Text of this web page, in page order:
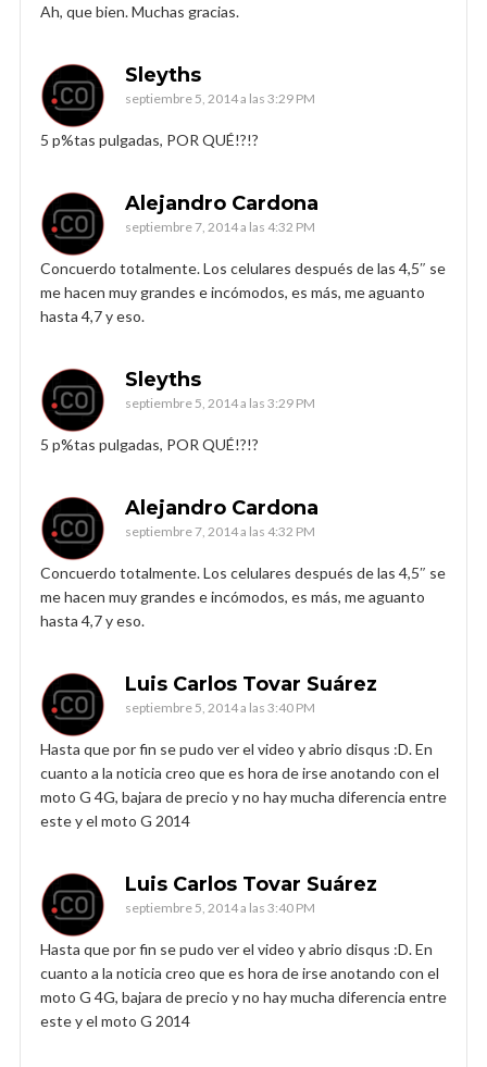
Ah, que bien. Muchas gracias.
Sleyths
septiembre 5, 2014 a las 3:29 PM
5 p%tas pulgadas, POR QUÉ!?!?
Alejandro Cardona
septiembre 7, 2014 a las 4:32 PM
Concuerdo totalmente. Los celulares después de las 4,5″ se
me hacen muy grandes e incómodos, es más, me aguanto
hasta 4,7 y eso.
Sleyths
septiembre 5, 2014 a las 3:29 PM
5 p%tas pulgadas, POR QUÉ!?!?
Alejandro Cardona
septiembre 7, 2014 a las 4:32 PM
Concuerdo totalmente. Los celulares después de las 4,5″ se
me hacen muy grandes e incómodos, es más, me aguanto
hasta 4,7 y eso.
Luis Carlos Tovar Suárez
septiembre 5, 2014 a las 3:40 PM
Hasta que por fin se pudo ver el video y abrio disqus :D. En
cuanto a la noticia creo que es hora de irse anotando con el
moto G 4G, bajara de precio y no hay mucha diferencia entre
este y el moto G 2014
Luis Carlos Tovar Suárez
septiembre 5, 2014 a las 3:40 PM
Hasta que por fin se pudo ver el video y abrio disqus :D. En
cuanto a la noticia creo que es hora de irse anotando con el
moto G 4G, bajara de precio y no hay mucha diferencia entre
este y el moto G 2014